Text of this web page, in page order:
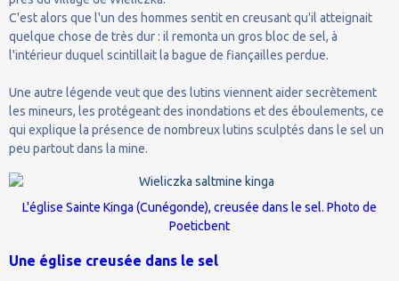
C'est alors que l'un des hommes sentit en creusant qu'il atteignait
quelque chose de très dur : il remonta un gros bloc de sel, à
l'intérieur duquel scintillait la bague de fiançailles perdue.
Une autre légende veut que des lutins viennent aider secrètement
les mineurs, les protégeant des inondations et des éboulements, ce
qui explique la présence de nombreux lutins sculptés dans le sel un
peu partout dans la mine.
L'église Sainte Kinga (Cunégonde), creusée dans le sel. Photo de
Poeticbent
Une église creusée dans le sel